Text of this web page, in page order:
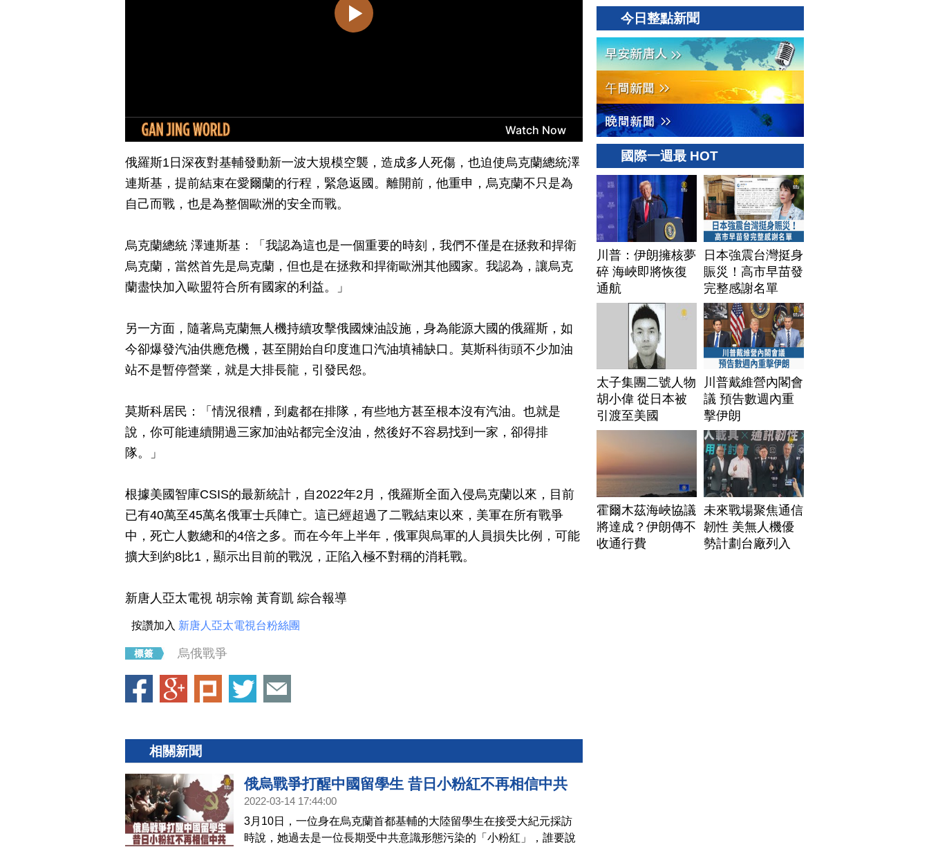
俄羅斯1日深夜對基輔發動新一波大規模空襲，造成多人死傷，也迫使烏克蘭總統澤
連斯基，提前結束在愛爾蘭的行程，緊急返國。離開前，他重申，烏克蘭不只是為
自己而戰，也是為整個歐洲的安全而戰。
烏克蘭總統 澤連斯基：「我認為這也是一個重要的時刻，我們不僅是在拯救和捍衛
烏克蘭，當然首先是烏克蘭，但也是在拯救和捍衛歐洲其他國家。我認為，讓烏克
蘭盡快加入歐盟符合所有國家的利益。」
另一方面，隨著烏克蘭無人機持續攻擊俄國煉油設施，身為能源大國的俄羅斯，如
今卻爆發汽油供應危機，甚至開始自印度進口汽油填補缺口。莫斯科街頭不少加油
站不是暫停營業，就是大排長龍，引發民怨。
莫斯科居民：「情況很糟，到處都在排隊，有些地方甚至根本沒有汽油。也就是
說，你可能連續開過三家加油站都完全沒油，然後好不容易找到一家，卻得排
隊。」
根據美國智庫CSIS的最新統計，自2022年2月，俄羅斯全面入侵烏克蘭以來，目前
已有40萬至45萬名俄軍士兵陣亡。這已經超過了二戰結束以來，美軍在所有戰爭
中，死亡人數總和的4倍之多。而在今年上半年，俄軍與烏軍的人員損失比例，可能
擴大到約8比1，顯示出目前的戰況，正陷入極不對稱的消耗戰。
新唐人亞太電視 胡宗翰 黃育凱 綜合報導
按讚加入 新唐人亞太電視台粉絲團
烏俄戰爭
相關新聞
俄烏戰爭打醒中國留學生 昔日小粉紅不再相信中共
2022-03-14 17:44:00
3月10日，一位身在烏克蘭首都基輔的大陸留學生在接受大紀元採訪
時說，她過去是一位長期受中共意識形態污染的「小粉紅」，誰要說
Terafab
今日整點新聞
國際一週最 HOT
川普：伊朗擁核夢
碎 海峽即將恢復
通航
日本強震台灣挺身
賑災！高市早苗發
完整感謝名單
太子集團二號人物
胡小偉 從日本被
引渡至美國
川普戴維營內閣會
議 預告數週內重
擊伊朗
霍爾木茲海峽協議
將達成？伊朗傳不
收通行費
未來戰場聚焦通信
韌性 美無人機優
勢計劃台廠列入